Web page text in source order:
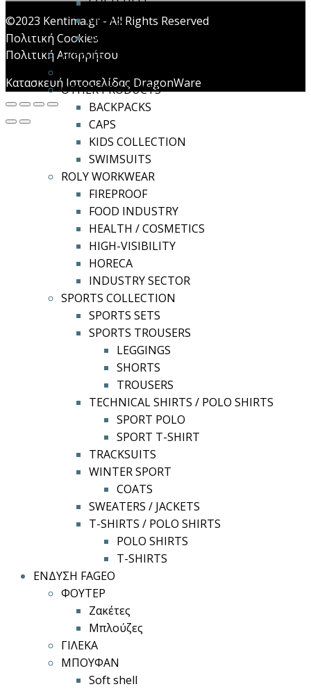
SOFTSHELL
VESTS
WINDBREAKERS
FLEECES
OTHER PRODUCTS
BACKPACKS
CAPS
KIDS COLLECTION
SWIMSUITS
ROLY WORKWEAR
FIREPROOF
FOOD INDUSTRY
HEALTH / COSMETICS
HIGH-VISIBILITY
HORECA
INDUSTRY SECTOR
SPORTS COLLECTION
SPORTS SETS
SPORTS TROUSERS
LEGGINGS
SHORTS
TROUSERS
TECHNICAL SHIRTS / POLO SHIRTS
SPORT POLO
SPORT T-SHIRT
TRACKSUITS
WINTER SPORT
COATS
SWEATERS / JACKETS
T-SHIRTS / POLO SHIRTS
POLO SHIRTS
T-SHIRTS
ΕΝΔΥΣΗ FAGEO
ΦΟΥΤΕΡ
Ζακέτες
Μπλούζες
ΓΙΛΕΚΑ
ΜΠΟΥΦΑΝ
Soft shell
©2023 Kentima.gr - All Rights Reserved
Πολιτική Cookies
Πολιτική Απορρήτου
Κατασκευή Ιστοσελίδας DragonWare